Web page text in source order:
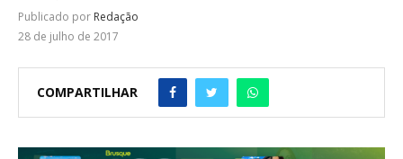
Publicado por Redação
28 de julho de 2017
COMPARTILHAR